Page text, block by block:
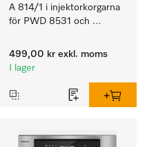
A 814/1 i injektorkorgarna
för PWD 8531 och
499,00 kr exkl. moms
I lager